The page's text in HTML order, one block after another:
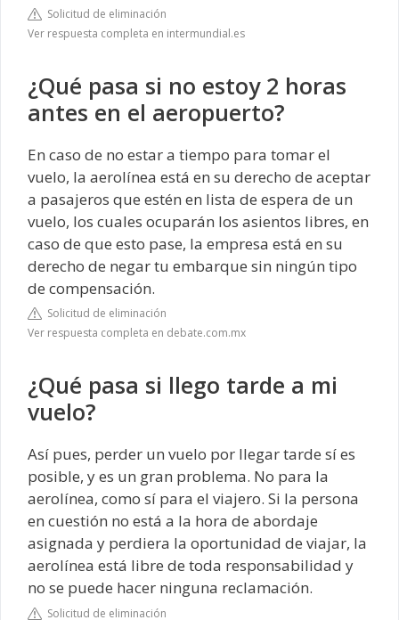
Solicitud de eliminación
Ver respuesta completa en intermundial.es
¿Qué pasa si no estoy 2 horas
antes en el aeropuerto?
En caso de no estar a tiempo para tomar el
vuelo, la aerolínea está en su derecho de aceptar
a pasajeros que estén en lista de espera de un
vuelo, los cuales ocuparán los asientos libres, en
caso de que esto pase, la empresa está en su
derecho de negar tu embarque sin ningún tipo
de compensación.
Solicitud de eliminación
Ver respuesta completa en debate.com.mx
¿Qué pasa si llego tarde a mi
vuelo?
Así pues, perder un vuelo por llegar tarde sí es
posible, y es un gran problema. No para la
aerolínea, como sí para el viajero. Si la persona
en cuestión no está a la hora de abordaje
asignada y perdiera la oportunidad de viajar, la
aerolínea está libre de toda responsabilidad y
no se puede hacer ninguna reclamación.
Solicitud de eliminación